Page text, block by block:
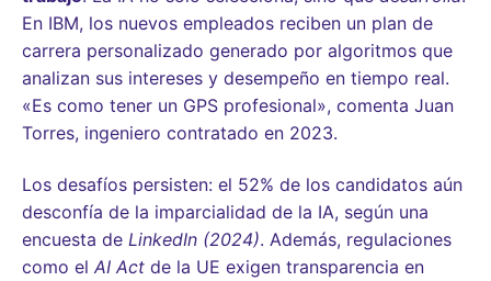
En IBM, los nuevos empleados reciben un plan de
carrera personalizado generado por algoritmos que
analizan sus intereses y desempeño en tiempo real.
«Es como tener un GPS profesional», comenta Juan
Torres, ingeniero contratado en 2023.
Los desafíos persisten: el 52% de los candidatos aún
desconfía de la imparcialidad de la IA, según una
encuesta de LinkedIn (2024). Además, regulaciones
como el AI Act de la UE exigen transparencia en